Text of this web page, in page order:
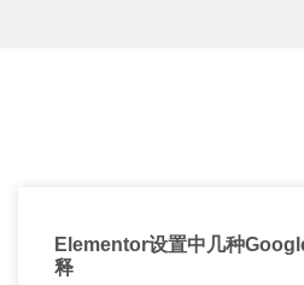
Elementor设置中几种
释